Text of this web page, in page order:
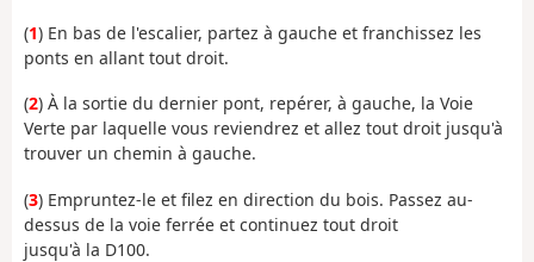
(1) En bas de l'escalier, partez à gauche et franchissez les
ponts en allant tout droit.
(2) À la sortie du dernier pont, repérer, à gauche, la Voie
Verte par laquelle vous reviendrez et allez tout droit jusqu'à
trouver un chemin à gauche.
(3) Empruntez-le et filez en direction du bois. Passez au-
dessus de la voie ferrée et continuez tout droit
jusqu'à la D100.